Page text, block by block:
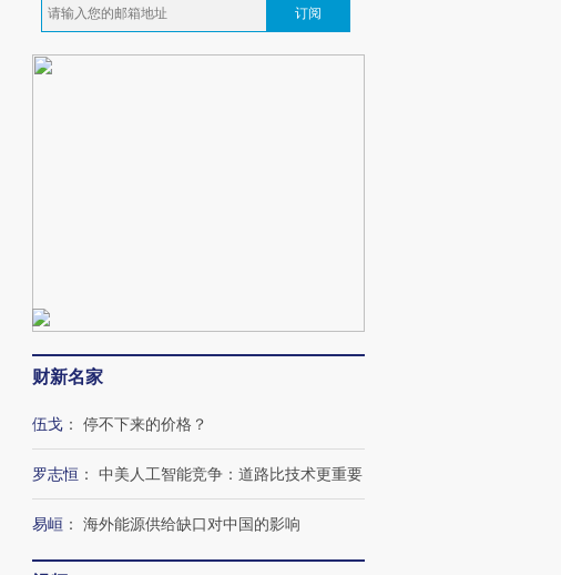
订阅
财新名家
伍戈 ： 停不下来的价格？
罗志恒 ： 中美人工智能竞争：道路比技术更重要
易峘 ： 海外能源供给缺口对中国的影响